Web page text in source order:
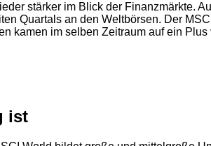
stärker im Blick der Finanzmärkte.
Quartals an den Weltbörsen. Der
kamen im selben Zeitraum auf ein
ist